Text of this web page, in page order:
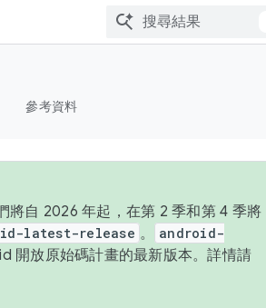
參考資料
將自 2026 年起，在第 2 季和第 4 季將
latest-release 。
android-
開放原始碼計畫的最新版本。詳情請